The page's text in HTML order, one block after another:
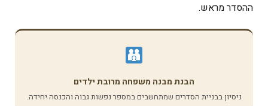
ההסדר מראש.
הבנת מבנה משפחה מרובת ילדים
ניסיון בבניית הסדרים שמתחשבים במספר נפשות גבוה והכנסה יחידה.